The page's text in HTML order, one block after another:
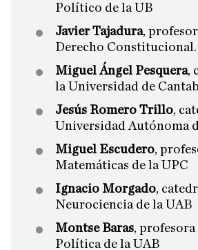
Político de la UB
Javier Tajadura,
Derecho Constitucional.
Miguel Ángel Pesquera,
la Universidad de
Jesús Romero Trillo,
Universidad Autónoma
Miguel Escudero,
Matemáticas de la UPC
Ignacio Morgado,
Neurociencia de la UAB
Montse Baras, profesora
Política de la UAB